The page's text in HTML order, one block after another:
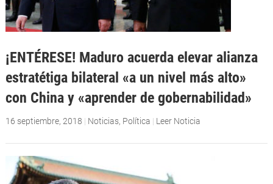
¡ENTÉRESE! Maduro acuerda elevar alianza
estratétiga bilateral «a un nivel más alto»
con China y «aprender de gobernabilidad»
16 septiembre, 2018 | Noticias, Política | Leer Noticia